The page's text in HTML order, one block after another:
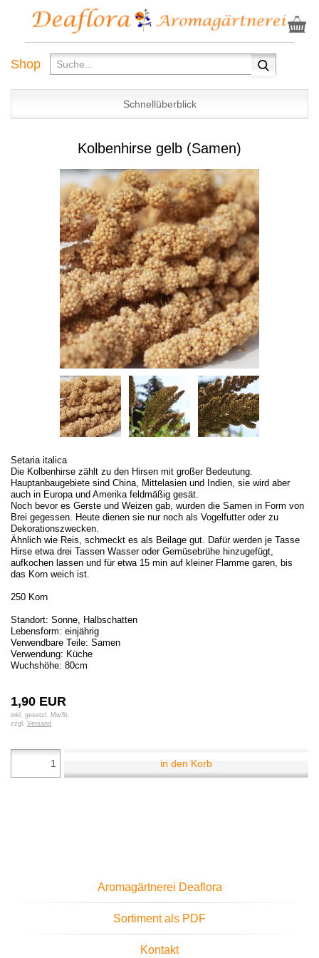
Shop
Schnellüberblick
Kolbenhirse gelb (Samen)
Setaria italica
Die Kolbenhirse zählt zu den Hirsen mit großer Bedeutung.
Hauptanbaugebiete sind China, Mittelasien und Indien, sie wird aber
auch in Europa und Amerika feldmäßig gesät.
Noch bevor es Gerste und Weizen gab, wurden die Samen in Form von
Brei gegessen. Heute dienen sie nur noch als Vogelfutter oder zu
Dekorationszwecken.
Ähnlich wie Reis, schmeckt es als Beilage gut. Dafür werden je Tasse
Hirse etwa drei Tassen Wasser oder Gemüsebrühe hinzugefügt,
aufkochen lassen und für etwa 15 min auf kleiner Flamme garen, bis
das Korn weich ist.
250 Korn
Standort: Sonne, Halbschatten
Lebensform: einjährig
Verwendbare Teile: Samen
Verwendung: Küche
Wuchshöhe: 80cm
1,90 EUR
inkl. gesetzl. MwSt.
zzgl. Versand
in den Korb
Aromagärtnerei Deaflora
Sortiment als PDF
Kontakt